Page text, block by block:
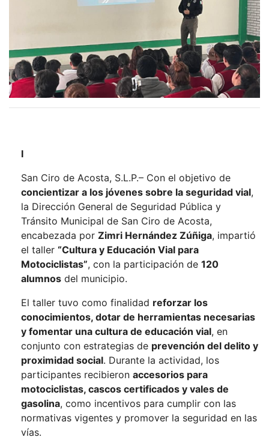
I
San Ciro de Acosta, S.L.P.– Con el objetivo de
concientizar a los jóvenes sobre la seguridad vial,
la Dirección General de Seguridad Pública y
Tránsito Municipal de San Ciro de Acosta,
encabezada por Zimri Hernández Zúñiga, impartió
el taller “Cultura y Educación Vial para
Motociclistas”, con la participación de 120
alumnos del municipio.
El taller tuvo como finalidad reforzar los
conocimientos, dotar de herramientas necesarias
y fomentar una cultura de educación vial, en
conjunto con estrategias de prevención del delito y
proximidad social. Durante la actividad, los
participantes recibieron accesorios para
motociclistas, cascos certificados y vales de
gasolina, como incentivos para cumplir con las
normativas vigentes y promover la seguridad en las
vías.